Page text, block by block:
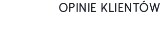
OPINIE KLIENTÓW